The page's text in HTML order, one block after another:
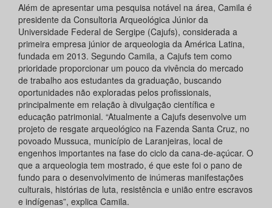
Além de apresentar uma pesquisa notável na área, Camila é
presidente da Consultoria Arqueológica Júnior da
Universidade Federal de Sergipe (Cajufs), considerada a
primeira empresa júnior de arqueologia da América Latina,
fundada em 2013. Segundo Camila, a Cajufs tem como
prioridade proporcionar um pouco da vivência do mercado
de trabalho aos estudantes da graduação, buscando
oportunidades não exploradas pelos profissionais,
principalmente em relação à divulgação científica e
educação patrimonial. “Atualmente a Cajufs desenvolve um
projeto de resgate arqueológico na Fazenda Santa Cruz, no
povoado Mussuca, município de Laranjeiras, local de
engenhos importantes na fase do ciclo da cana-de-açúcar. O
que a arqueologia tem mostrado, é que este foi o pano de
fundo para o desenvolvimento de inúmeras manifestações
culturais, histórias de luta, resistência e união entre escravos
e indígenas”, explica Camila.